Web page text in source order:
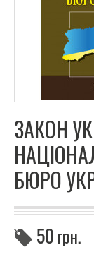
ЗАКОН
БЮРО
50грн.